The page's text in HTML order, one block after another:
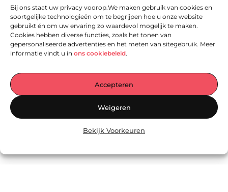
Bij ons staat uw privacy voorop.We maken gebruik van cookies en
soortgelijke technologieën om te begrijpen hoe u onze website
gebruikt én om uw ervaring zo waardevol mogelijk te maken.
Cookies hebben diverse functies, zoals het tonen van
gepersonaliseerde advertenties en het meten van sitegebruik. Meer
informatie vindt u in ons cookiebeleid.
Accepteren
Weigeren
Bekijk Voorkeuren
— Ontdek een wereld vol inspirerende verhalen, praktische tips en
inspireren en begin vandaag nog met lezen op
Onze informatie